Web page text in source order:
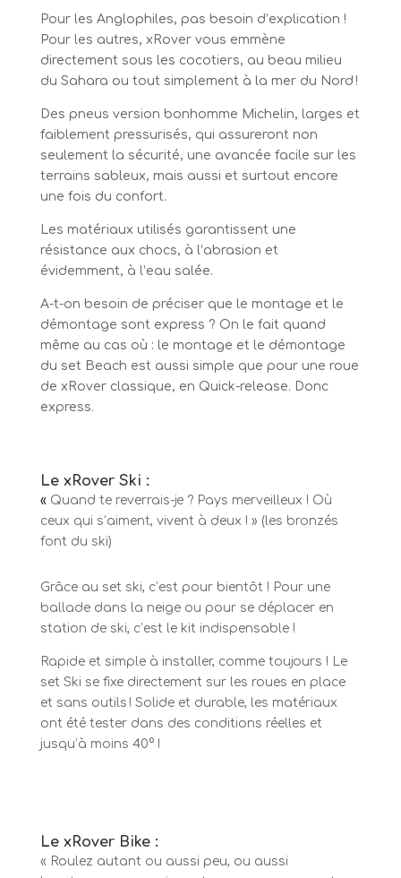
Pour les Anglophiles, pas besoin d’explication !
Pour les autres, xRover vous emmène
directement sous les cocotiers, au beau milieu
du Sahara ou tout simplement à la mer du Nord !
Des pneus version bonhomme Michelin, larges et
faiblement pressurisés, qui assureront non
seulement la sécurité, une avancée facile sur les
terrains sableux, mais aussi et surtout encore
une fois du confort.
Les matériaux utilisés garantissent une
résistance aux chocs, à l’abrasion et
évidemment, à l’eau salée.
A-t-on besoin de préciser que le montage et le
démontage sont express ? On le fait quand
même au cas où : le montage et le démontage
du set Beach est aussi simple que pour une roue
de xRover classique, en Quick-release. Donc
express.
Le xRover Ski :
« Quand te reverrais-je ? Pays merveilleux ! Où
ceux qui s’aiment, vivent à deux ! » (les bronzés
font du ski)
Grâce au set ski, c’est pour bientôt ! Pour une
ballade dans la neige ou pour se déplacer en
station de ski, c’est le kit indispensable !
Rapide et simple à installer, comme toujours ! Le
set Ski se fixe directement sur les roues en place
et sans outils ! Solide et durable, les matériaux
ont été tester dans des conditions réelles et
jusqu’à moins 40° !
Le xRover Bike :
« Roulez autant ou aussi peu, ou aussi